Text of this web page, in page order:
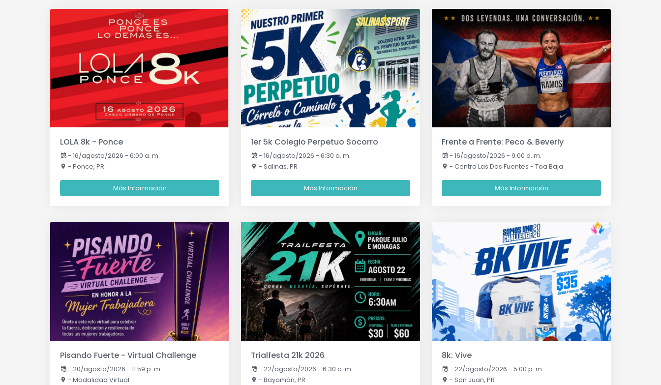
LOLA 8k - Ponce
- 16/agosto/2026 - 6:00 a. m.
- Ponce, PR
Más Información
1er 5k Colegio Perpetuo Socorro
- 16/agosto/2026 - 6:30 a. m.
- Salinas, PR
Más Información
Frente a Frente: Peco & Beverly
- 16/agosto/2026 - 9:00 a. m.
- Centro Las Dos Fuentes - Toa Baja
Más Información
Pisando Fuerte - Virtual Challenge
- 20/agosto/2026 - 11:59 p. m.
- Modalidad Virtual
Trialfesta 21k 2026
- 22/agosto/2026 - 6:30 a. m.
- Bayamón, PR
8k: Vive
- 22/agosto/2026 - 5:00 p. m.
- San Juan, PR